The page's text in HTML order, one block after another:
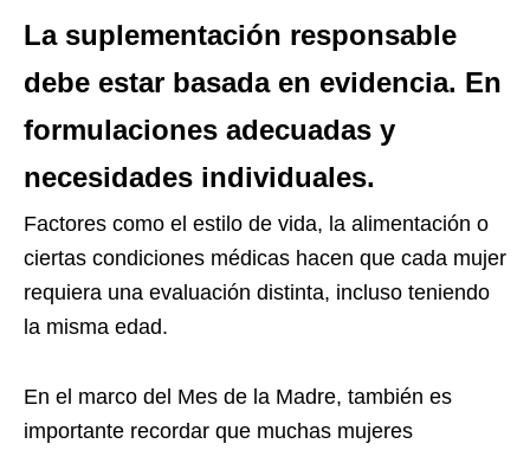
La suplementación responsable
debe estar basada en evidencia. En
formulaciones adecuadas y
necesidades individuales.
Factores como el estilo de vida, la alimentación o
ciertas condiciones médicas hacen que cada mujer
requiera una evaluación distinta, incluso teniendo
la misma edad.
En el marco del Mes de la Madre, también es
importante recordar que muchas mujeres